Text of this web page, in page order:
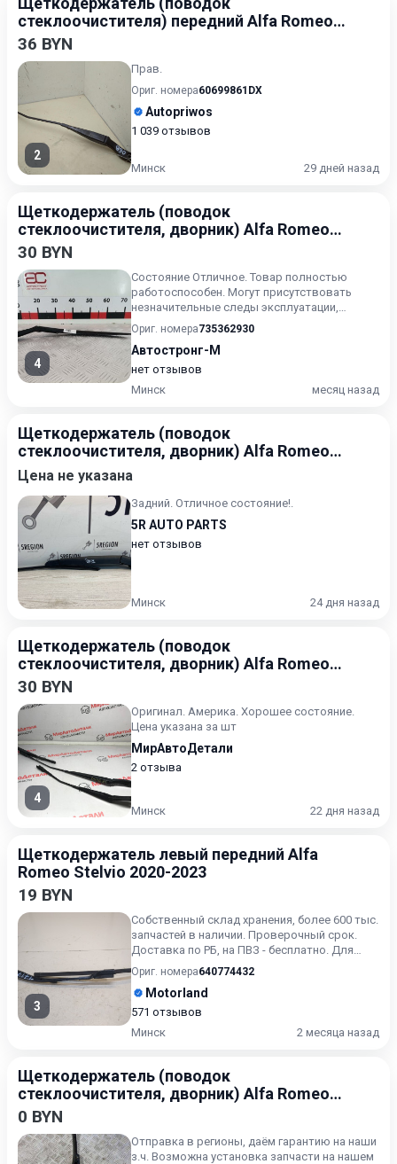
стеклоочистителя) передний Alfa Romeo
159 2005-2011
36 BYN
2
Прав.
Ориг. номера60699861DX
Autopriwos
1 039 отзывов
Минск 29 дней назад
Щеткодержатель (поводок
стеклоочистителя, дворник) Alfa Romeo
147 2004-2010
30 BYN
4
Состояние Отличное. Товар полностью
работоспособен. Могут присутствовать
незначительные следы эксплуатации,
царапины на лакокрасочном покрыт...
Ориг. номера735362930
Автостронг-М
нет отзывов
Минск
месяц назад
Щеткодержатель (поводок
стеклоочистителя, дворник) Alfa Romeo
Stelvio 2016-2020
Цена не указана
Задний. Отличное состояние!.
5R AUTO PARTS
нет отзывов
Минск 24 дня назад
Щеткодержатель (поводок
стеклоочистителя, дворник) Alfa Romeo
Giulia 2 поколение 2015-2020
30 BYN
4
Оригинал. Америка. Хорошее состояние.
Цена указана за шт
МирАвтоДетали
2 отзыва
Минск 22 дня назад
Щеткодержатель левый передний Alfa
Romeo Stelvio 2020-2023
19 BYN
3
Собственный склад хранения, более 600 тыс.
запчастей в наличии. Проверочный срок.
Доставка по РБ, на ПВЗ - бесплатно. Для
получения актуальн...
Ориг. номера640774432
Motorland
571 отзывов
Минск
2 месяца назад
Щеткодержатель (поводок
стеклоочистителя, дворник) Alfa Romeo
159 2005-2011
0 BYN
Отправка в регионы, даём гарантию на наши
з.ч. Возможна установка запчасти на нашем